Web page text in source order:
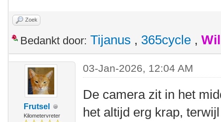
Zoek
Bedankt door: Tijanus , 365cycle ,
Frutsel
Kilometervreter
03-Jan-2026, 12:04 AM
De camera zit in het
het altijd erg krap,